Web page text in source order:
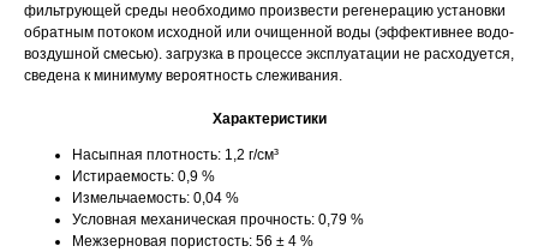
фильтрующей среды необходимо произвести регенерацию установки
обратным потоком исходной или очищенной воды (эффективнее водо-
воздушной смесью). загрузка в процессе эксплуатации не расходуется,
сведена к минимуму вероятность слеживания.
Характеристики
Насыпная плотность: 1,2 г/см³
Истираемость: 0,9 %
Измельчаемость: 0,04 %
Условная механическая прочность: 0,79 %
Межзерновая пористость: 56 ± 4 %